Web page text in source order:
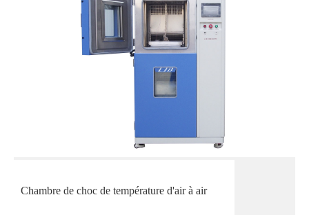
Chambre de choc de température d'air à air